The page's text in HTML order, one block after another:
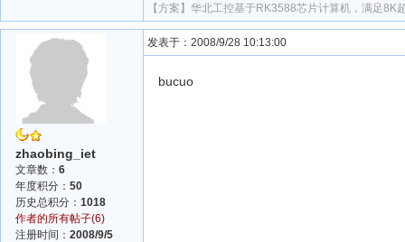
【方案】 华北工控基于RK3588芯片计算机，满足8K
zhaobing_iet
文章数： 6
年度积分： 50
历史总积分： 1018
作者的所有帖子(6)
注册时间： 2008/9/5
发表于：2008/9/28 10:13:00
bucuo